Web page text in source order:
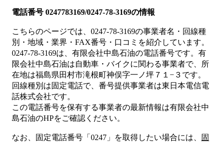
電話番号 0247783169/0247-78-3169の情報
こちらのページでは、 0247-78-3169の事業者名・回線種
別・地域・業界・FAX番号・口コミを紹介しています。
0247-78-3169は、 有限会社中島石油の電話番号です。 有
限会社中島石油は自動車・バイクに関わる事業者で、所
在地は福島県田村市滝根町神俣字一ノ坪７１−３ です。
回線種別は固定電話で、番号提供事業者は東日本電信電
話株式会社です。
この電話番号を保有する事業者の最新情報は有限会社中
島石油のHPをご確認ください。
なお、固定電話番号「 0247 」を取得したい場合には、
固